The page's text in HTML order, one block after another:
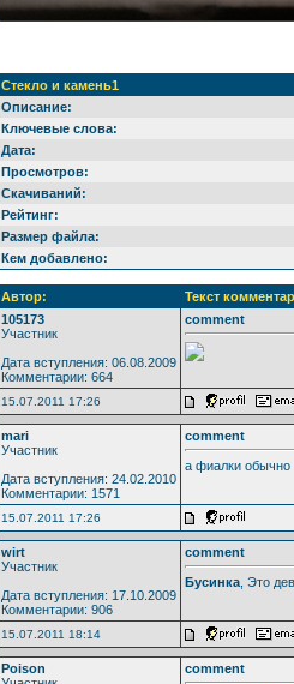
Стекло и камень1
Описание:
Ключевые слова:
Дата:
Просмотров:
Скачиваний:
Рейтинг:
Размер файла:
Кем добавлено:
Автор:
Текст
105173
Участник
Дата вступления: 06.08.2009
Комментарии: 664
comment
15.07.2011 17:26
mari
Участник
Дата вступления: 24.02.2010
Комментарии: 1571
comment
а фиалки обычно
15.07.2011 17:26
wirt
Участник
Дата вступления: 17.10.2009
Комментарии: 906
comment
Бусинка , Это
15.07.2011 18:14
Poison
comment